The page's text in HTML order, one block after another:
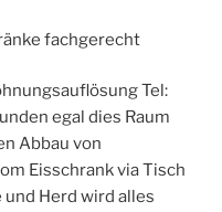
fachgerecht
Tel:
egal dies Raum
Abbau von
Eisschrank via Tisch
Herd wird alles